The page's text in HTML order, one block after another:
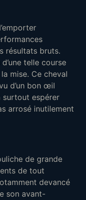
résultats bruts.
telle course
mise. Ce cheval
d’un bon œil
surtout espérer
arrosé inutilement
de grande
de tout
devancé
son avant-